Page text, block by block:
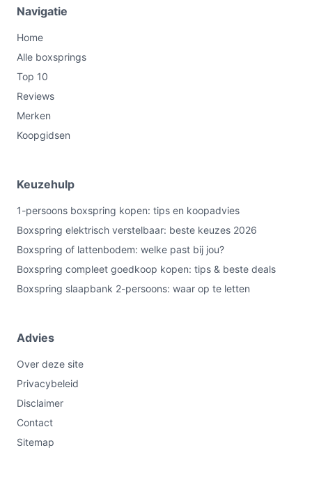
Navigatie
Home
Alle boxsprings
Top 10
Reviews
Merken
Koopgidsen
Keuzehulp
1-persoons boxspring kopen: tips en koopadvies
Boxspring elektrisch verstelbaar: beste keuzes 2026
Boxspring of lattenbodem: welke past bij jou?
Boxspring compleet goedkoop kopen: tips & beste deals
Boxspring slaapbank 2-persoons: waar op te letten
Advies
Over deze site
Privacybeleid
Disclaimer
Contact
Sitemap